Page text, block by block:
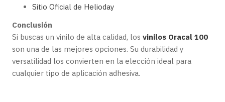
Sitio Oficial de Helioday
Conclusión
Si buscas un vinilo de alta calidad, los vinilos Oracal 100
son una de las mejores opciones. Su durabilidad y
versatilidad los convierten en la elección ideal para
cualquier tipo de aplicación adhesiva.